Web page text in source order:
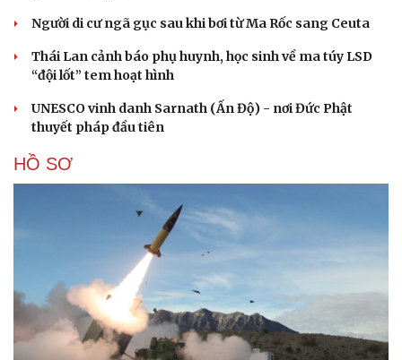
Người di cư ngã gục sau khi bơi từ Ma Rốc sang Ceuta
Thái Lan cảnh báo phụ huynh, học sinh về ma túy LSD
“đội lốt” tem hoạt hình
UNESCO vinh danh Sarnath (Ấn Độ) - nơi Đức Phật
thuyết pháp đầu tiên
HỒ SƠ